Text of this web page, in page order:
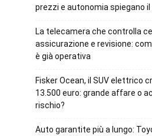
prezzi e autonomia spiegano il
La telecamera che controlla
assicurazione e revisione:
è già operativa
Fisker Ocean, il SUV elettrico
13.500 euro: grande affare o
rischio?
Auto garantite più a lungo: